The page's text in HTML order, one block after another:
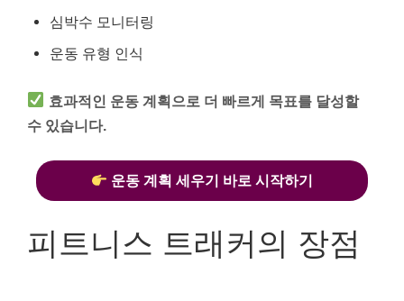
심박수 모니터링
운동 유형 인식
효과적인 운동 계획으로 더 빠르게 목표를 달성할
수 있습니다.
운동 계획 세우기 바로 시작하기
피트니스 트래커의 장점